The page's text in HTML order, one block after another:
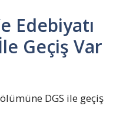
Edebiyatı
Geçiş Var
DGS ile geçiş